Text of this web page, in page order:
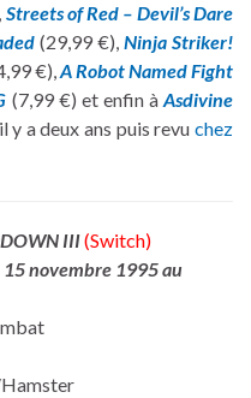
Streets of Red – Devil’s Dare
(29,99 €), Ninja Striker!
€),A Robot Named Fight
(7,99 €) et enfin àAsdivine
il y a deux ans puis revuchez
III(Switch)
15 novembre 1995 au